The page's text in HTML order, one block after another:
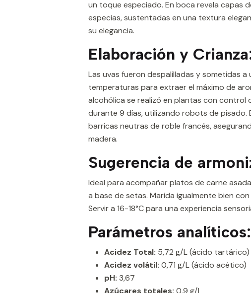
un toque especiado. En boca revela capas
especias, sustentadas en una textura
su elegancia.
Elaboración y
Las uvas fueron despalilladas y sometidas
temperaturas para extraer el máximo de
alcohólica se realizó en plantas con control
durante 9 días, utilizando robots de pisado.
barricas neutras de roble francés,
madera.
Sugerencia de
Ideal para acompañar platos de carne
a base de setas. Marida igualmente bien
Servir a 16-18°C para una experiencia
Parámetros analíticos:
Acidez Total: 5,72 g/L (ácido tartárico)
Acidez volátil: 0,71 g/L (ácido acético)
pH: 3,67
Azúcares totales: 0,9 g/L